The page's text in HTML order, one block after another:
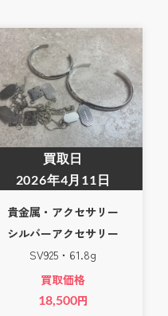
買取日
2026年4月11日
貴金属・アクセサリー
シルバーアクセサリー
SV925・61.8g
買取価格
18,500円